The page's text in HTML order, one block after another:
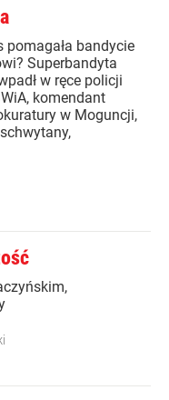
pomagała bandycie
Superbandyta
w ręce policji
komendant
w Moguncji,